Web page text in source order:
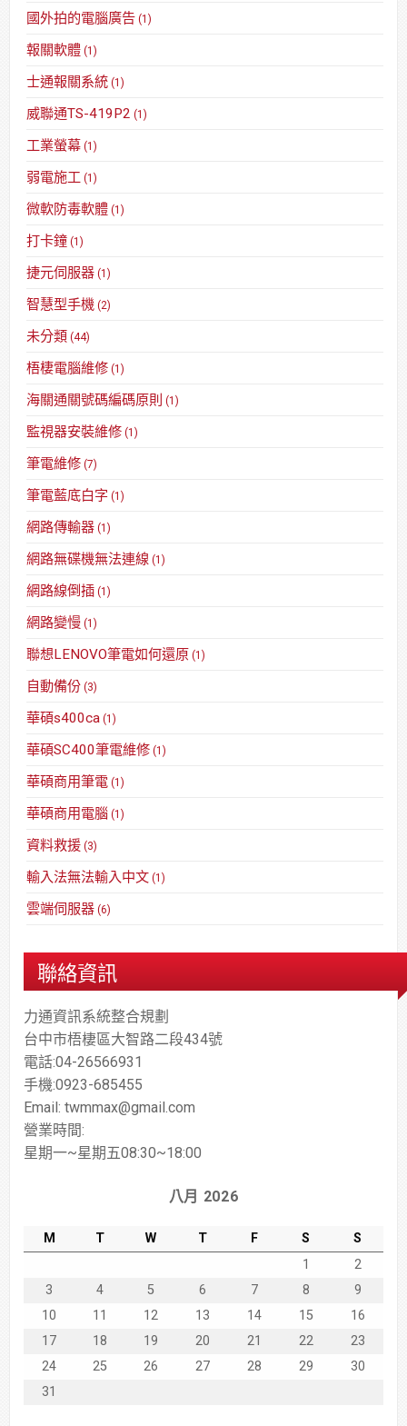
國外拍的電腦廣告 (1)
報關軟體 (1)
士通報關系統 (1)
威聯通TS-419P2 (1)
工業螢幕 (1)
弱電施工 (1)
微軟防毒軟體 (1)
打卡鐘 (1)
捷元伺服器 (1)
智慧型手機 (2)
未分類 (44)
梧棲電腦維修 (1)
海關通關號碼編碼原則 (1)
監視器安裝維修 (1)
筆電維修 (7)
筆電藍底白字 (1)
網路傳輸器 (1)
網路無碟機無法連線 (1)
網路線倒插 (1)
網路變慢 (1)
聯想LENOVO筆電如何還原 (1)
自動備份 (3)
華碩s400ca (1)
華碩SC400筆電維修 (1)
華碩商用筆電 (1)
華碩商用電腦 (1)
資料救援 (3)
輸入法無法輸入中文 (1)
雲端伺服器 (6)
聯絡資訊
力通資訊系統整合規劃
台中市梧棲區大智路二段434號
電話:04-26566931
手機:0923-685455
Email: twmmax@gmail.com
營業時間:
星期一~星期五08:30~18:00
八月 2026
M T W T F S
S
1
2
3
4 5 6 7 8
9
10
11 12 13 14 15
16
17
18 19 20 21 22
23
24
25 26 27 28 29
30
31